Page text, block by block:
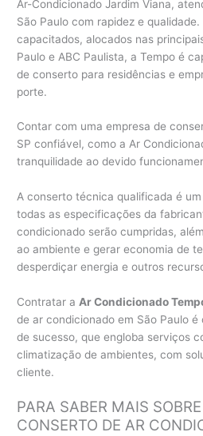
Ar-Condicionado Jardim Viana,
São Paulo com rapidez e
capacitados, alocados nas
Paulo e ABC Paulista, a Tempo é
de conserto para residências e
porte.
Contar com uma empresa de
SP confiável, como a Ar
tranquilidade ao devido
A conserto técnica qualificada é
todas as especificações da
condicionado serão cumpridas,
ao ambiente e gerar economia de
desperdiçar energia e outros
Contratar a Ar Condicionado
de ar condicionado em São Paulo
de sucesso, que engloba serviços
climatização de ambientes, com
cliente.
PARA SABER MAIS
CONSERTO DE AR